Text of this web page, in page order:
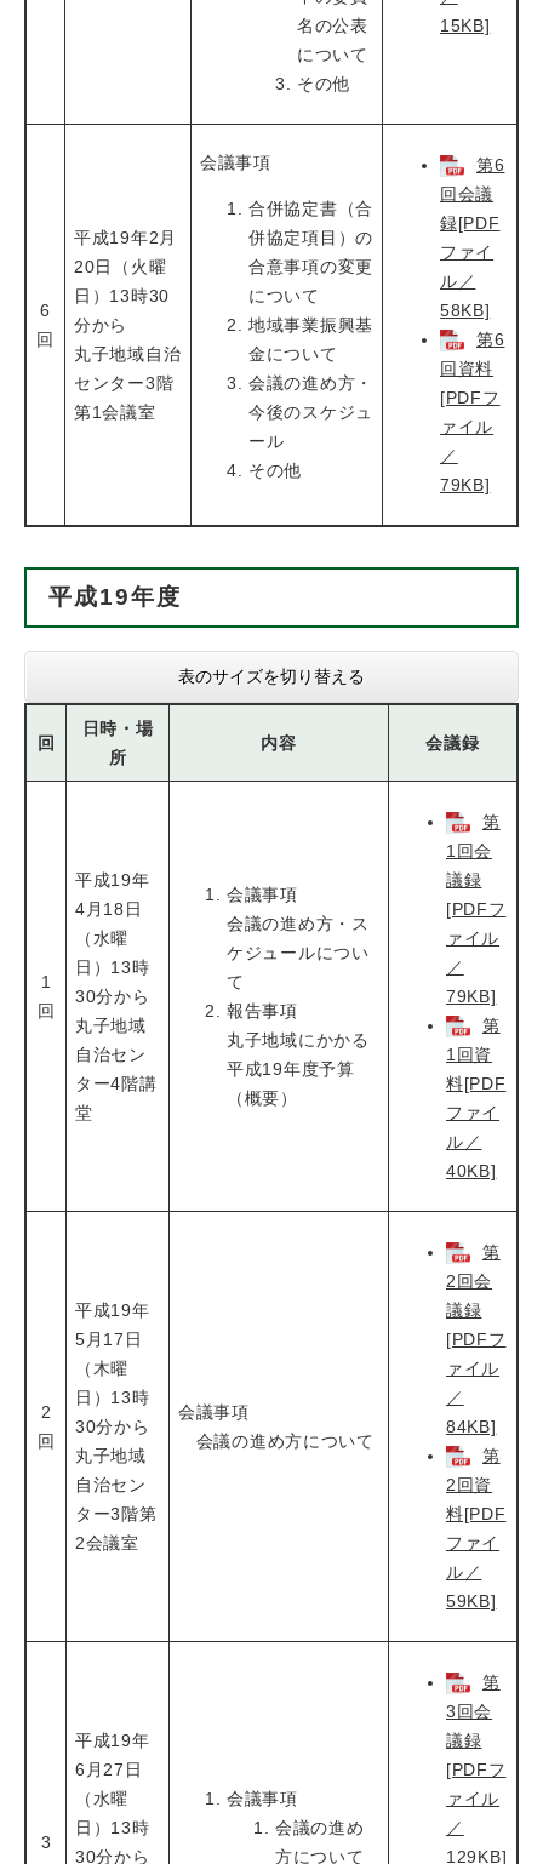
名の公表
について
その他
15KB]
6
回
平成19年2月
20日（火曜
日）13時30
分から
丸子地域自治
センター3階
第1会議室
会議事項
合併協定書（合
併協定項目）の
合意事項の変更
について
地域事業振興基
金について
会議の進め方・
今後のスケジュ
ール
その他
第6
回会議
録[PDF
ファイ
ル／
58KB]
第6
回資料
[PDFフ
ァイル
／
79KB]
平成19年度
表のサイズを切り替える
回
日時・場
所
内容 会議録
1
回
平成19年
4月18日
（水曜
日）13時
30分から
丸子地域
自治セン
ター4階講
堂
会議事項
会議の進め方・ス
ケジュールについ
て
報告事項
丸子地域にかかる
平成19年度予算
（概要）
第
1回会
議録
[PDFフ
ァイル
／
79KB]
第
1回資
料[PDF
ファイ
ル／
40KB]
2
回
平成19年
5月17日
（木曜
日）13時
30分から
丸子地域
自治セン
ター3階第
2会議室
会議事項
会議の進め方について
第
2回会
議録
[PDFフ
ァイル
／
84KB]
第
2回資
料[PDF
ファイ
ル／
59KB]
3
平成19年
6月27日
（水曜
日）13時
30分から
会議事項
会議の進め
方について
第
3回会
議録
[PDFフ
ァイル
／
129KB]